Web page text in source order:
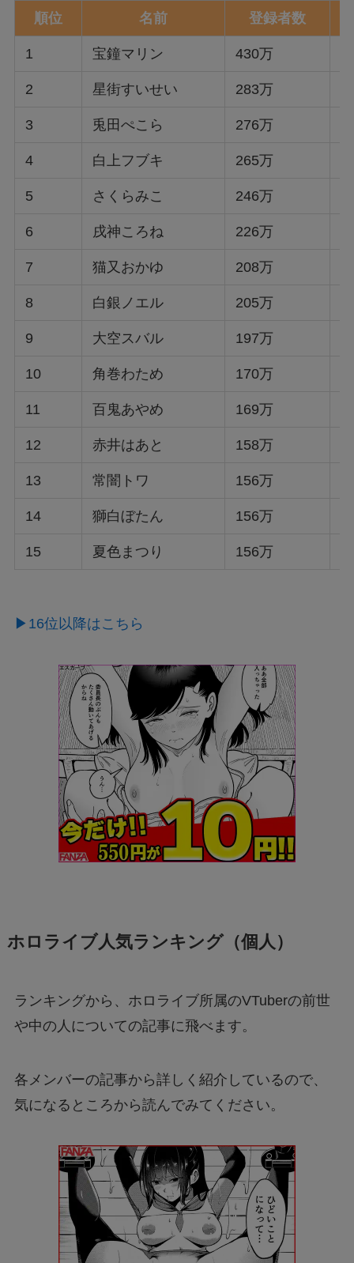
順位 名前 登録者数
1 宝鐘マリン 430万
2 星街すいせい 283万
3 兎田ぺこら 276万
4 白上フブキ 265万
5 さくらみこ 246万
6 戌神ころね 226万
7 猫又おかゆ 208万
8 白銀ノエル 205万
9 大空スバル 197万
10 角巻わため 170万
11 百鬼あやめ 169万
12 赤井はあと 158万
13 常闇トワ 156万
14 獅白ぼたん 156万
15 夏色まつり 156万
▶16位以降はこちら
ホロライブ人気ランキング（個人）
ランキングから、ホロライブ所属のVTuberの前世
や中の人についての記事に飛べます。
各メンバーの記事から詳しく紹介しているので、
気になるところから読んでみてください。